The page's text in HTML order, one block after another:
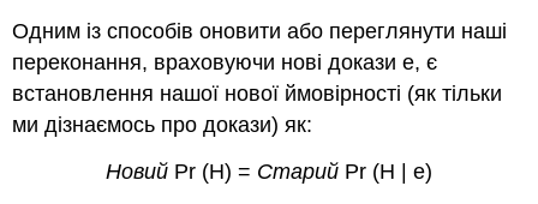
Одним із способів оновити або переглянути наші
переконання, враховуючи нові докази e, є
встановлення нашої нової ймовірності (як тільки
ми дізнаємось про докази) як:
Новий Pr (H) = Старий Pr (H | e)